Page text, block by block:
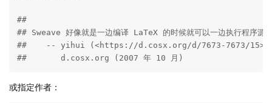
##
## Sweave 好像就是一边编译 LaTeX 的时候就可以一边执行程序源
##    -- yihui (<https://d.cosx.org/d/7673-7673/15>)
##       d.cosx.org (2007 年 10 月)
或指定作者：